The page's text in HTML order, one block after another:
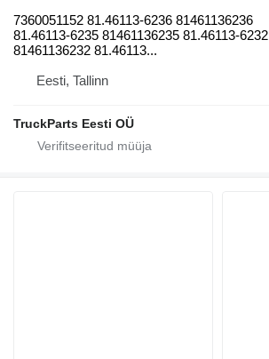
7360051152 81.46113-6236 81461136236
81.46113-6235 81461136235 81.46113-6232
81461136232 81.46113...
Eesti, Tallinn
TruckParts Eesti OÜ